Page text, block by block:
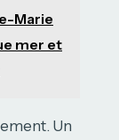
Marie
mer et
Un